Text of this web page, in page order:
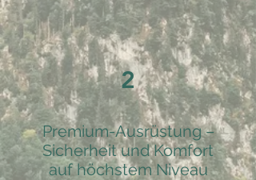
2
Premium-Ausrüstung –
Sicherheit und Komfort
auf höchstem Niveau